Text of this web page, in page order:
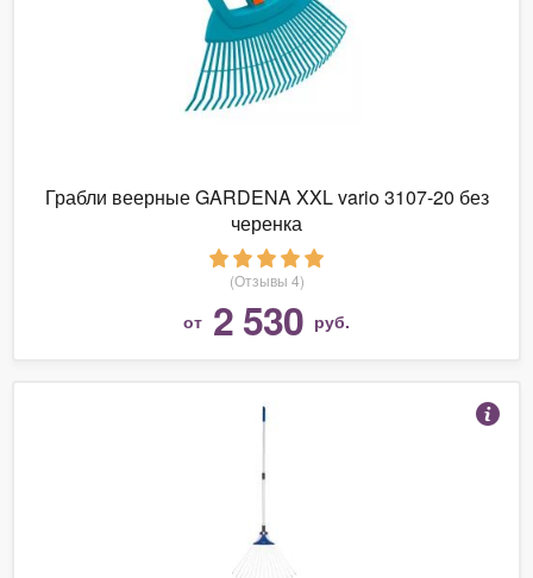
Грабли веерные GARDENA XXL vario 3107-20 без
черенка
(Отзывы 4)
от 2 530 руб.